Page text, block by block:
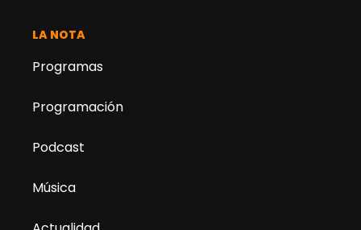
LA NOTA
Programas
Programación
Podcast
Música